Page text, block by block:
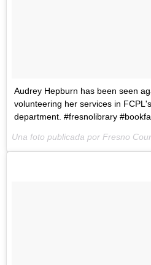
Audrey Hepburn has been seen
volunteering her services in
department. #fresnolibrary